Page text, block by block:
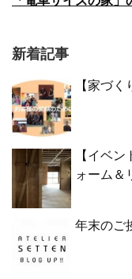
新着記事
【家づ
【イベ
ォーム＆
年末のご